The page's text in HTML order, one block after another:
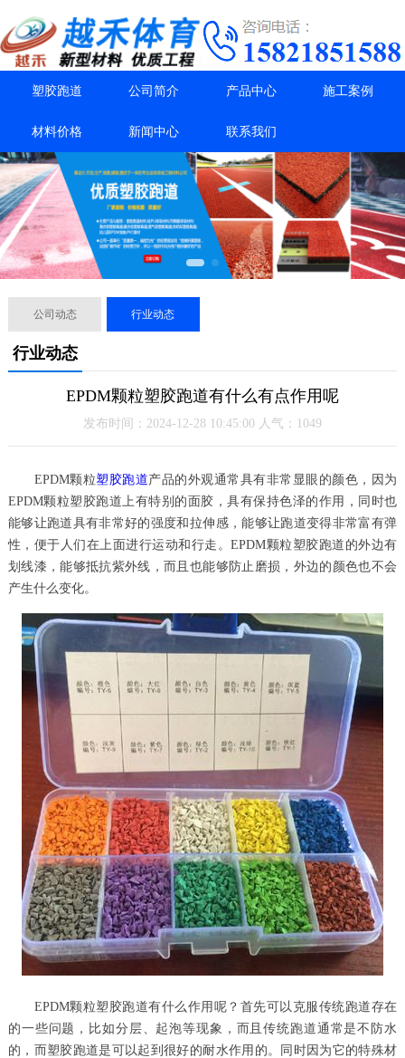
塑胶跑道 公司简介 产品中心 施工案例
材料价格 新闻中心 联系我们
公司动态 行业动态
行业动态
EPDM颗粒塑胶跑道有什么有点作用呢
发布时间：2024-12-28 10:45:00 人气：1049
EPDM颗粒塑胶跑道产品的外观通常具有非常显眼的颜色，因为
EPDM颗粒塑胶跑道上有特别的面胶，具有保持色泽的作用，同时也
能够让跑道具有非常好的强度和拉伸感，能够让跑道变得非常富有弹
性，便于人们在上面进行运动和行走。EPDM颗粒塑胶跑道的外边有
划线漆，能够抵抗紫外线，而且也能够防止磨损，外边的颜色也不会
产生什么变化。
EPDM颗粒塑胶跑道有什么作用呢？首先可以克服传统跑道存在
的一些问题，比如分层、起泡等现象，而且传统跑道通常是不防水
的，而塑胶跑道是可以起到很好的耐水作用的。同时因为它的特殊材